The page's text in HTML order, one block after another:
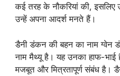
कई तरह के नौकरियां की, इसलिए
उन्हें अपना आदर्श मनते हैं।
डैनी डंकन की बहन का नाम ग्वेन
नाम मैथ्यू है। यह उनका हाफ-
मजबूत और मित्रतापूर्ण संबंध है।